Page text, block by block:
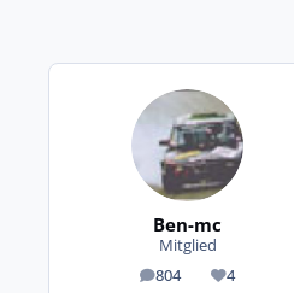
Ben-mc
Mitglied
804
Beiträge 4
Reputation